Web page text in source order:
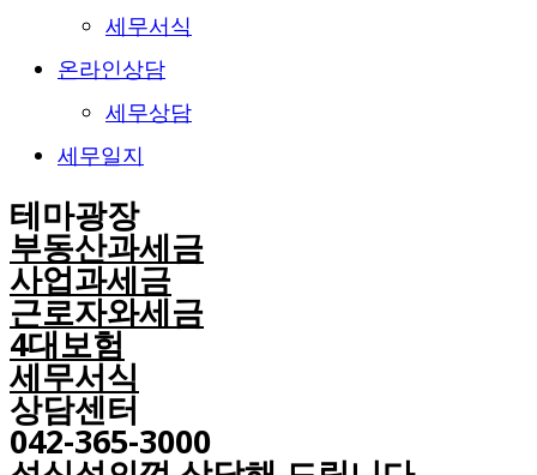
세무서식
온라인상담
세무상담
세무일지
테마광장
부동산과세금
사업과세금
근로자와세금
4대보험
세무서식
상담센터
042-365-3000